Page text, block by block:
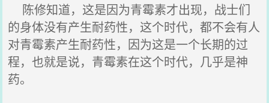
陈修知道，这是因为青霉素才出现，战士们
的身体没有产生耐药性，这个时代，都不会有人
对青霉素产生耐药性，因为这是一个长期的过
程，也就是说，青霉素在这个时代，几乎是神
药。